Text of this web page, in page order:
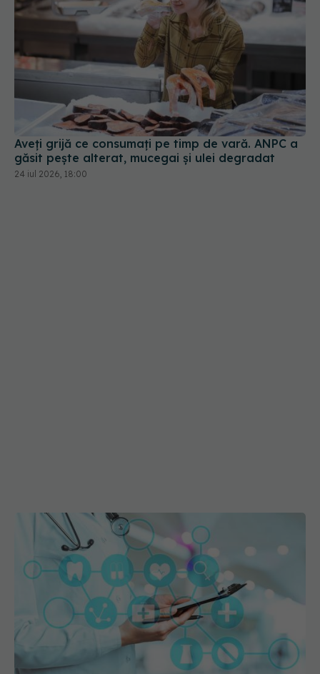
Aveți grijă ce consumați pe timp de vară. ANPC a
găsit pește alterat, mucegai și ulei degradat
24 iul 2026, 18:00